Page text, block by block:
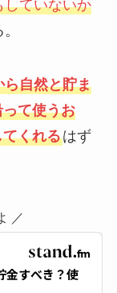
していないか
ら自然と貯ま
て使うお
くれるはず
／